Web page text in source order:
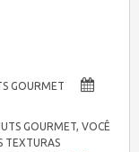
GOURMET
GOURMET, VOCÊ
TEXTURAS